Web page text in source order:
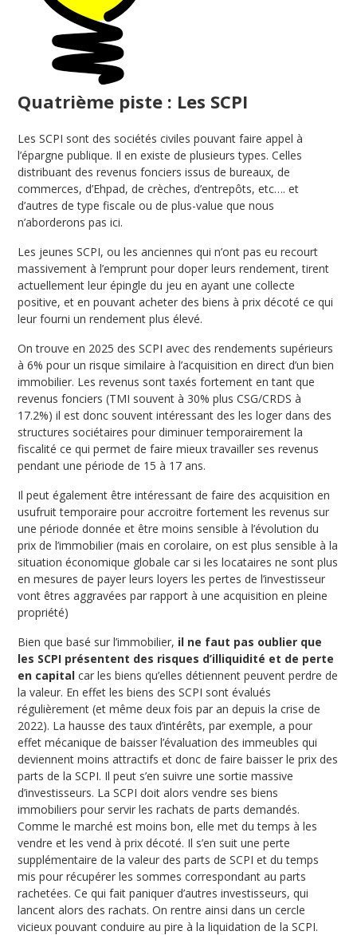
Quatrième piste : Les SCPI
Les SCPI sont des sociétés civiles pouvant faire appel à
l’épargne publique. Il en existe de plusieurs types. Celles
distribuant des revenus fonciers issus de bureaux, de
commerces, d’Ehpad, de crèches, d’entrepôts, etc…. et
d’autres de type fiscale ou de plus-value que nous
n’aborderons pas ici.
Les jeunes SCPI, ou les anciennes qui n’ont pas eu recourt
massivement à l’emprunt pour doper leurs rendement, tirent
actuellement leur épingle du jeu en ayant une collecte
positive, et en pouvant acheter des biens à prix décoté ce qui
leur fourni un rendement plus élevé.
On trouve en 2025 des SCPI avec des rendements supérieurs
à 6% pour un risque similaire à l’acquisition en direct d’un bien
immobilier. Les revenus sont taxés fortement en tant que
revenus fonciers (TMI souvent à 30% plus CSG/CRDS à
17.2%) il est donc souvent intéressant des les loger dans des
structures sociétaires pour diminuer temporairement la
fiscalité ce qui permet de faire mieux travailler ses revenus
pendant une période de 15 à 17 ans.
Il peut également être intéressant de faire des acquisition en
usufruit temporaire pour accroitre fortement les revenus sur
une période donnée et être moins sensible à l’évolution du
prix de l’immobilier (mais en corolaire, on est plus sensible à la
situation économique globale car si les locataires ne sont plus
en mesures de payer leurs loyers les pertes de l’investisseur
vont êtres aggravées par rapport à une acquisition en pleine
propriété)
Bien que basé sur l’immobilier, il ne faut pas oublier que
les SCPI présentent des risques d’illiquidité et de perte
en capital car les biens qu’elles détiennent peuvent perdre de
la valeur. En effet les biens des SCPI sont évalués
régulièrement (et même deux fois par an depuis la crise de
2022). La hausse des taux d’intérêts, par exemple, a pour
effet mécanique de baisser l’évaluation des immeubles qui
deviennent moins attractifs et donc de faire baisser le prix des
parts de la SCPI. Il peut s’en suivre une sortie massive
d’investisseurs. La SCPI doit alors vendre ses biens
immobiliers pour servir les rachats de parts demandés.
Comme le marché est moins bon, elle met du temps à les
vendre et les vend à prix décoté. Il s’en suit une perte
supplémentaire de la valeur des parts de SCPI et du temps
mis pour récupérer les sommes correspondant au parts
rachetées. Ce qui fait paniquer d’autres investisseurs, qui
lancent alors des rachats. On rentre ainsi dans un cercle
vicieux pouvant conduire au pire à la liquidation de la SCPI.